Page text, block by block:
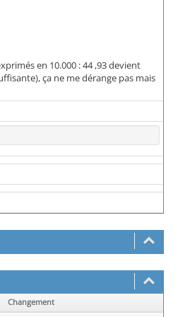
en 10.000 : 44 ,93 devient
ça ne me dérange pas mais
Changement